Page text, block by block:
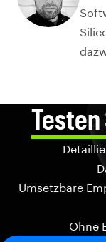
Umsetzbare
Ohne